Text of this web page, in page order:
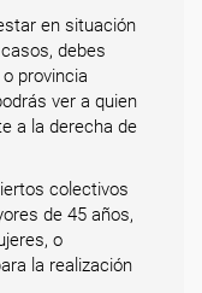
en situación
debes
provincia
ver a quien
a la derecha de
colectivos
de 45 años,
o
la realización